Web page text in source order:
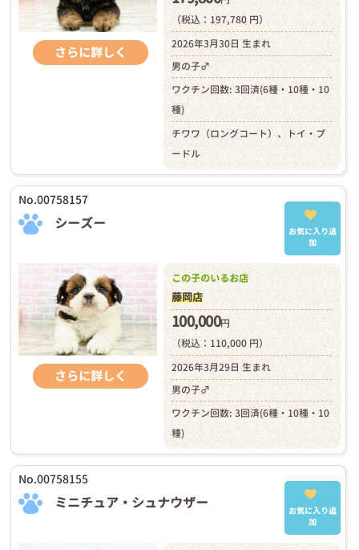
さらに詳しく
（税込：197,780 円）
2026年3月30日 生まれ
男の子♂
ワクチン回数: 3回済(6種・10種・10
種)
チワワ（ロングコート）、トイ・プ
ードル
No.00758157
シーズー
お気に入り追
加
さらに詳しく
この子のいるお店
藤岡店
100,000円
（税込：110,000 円）
2026年3月29日 生まれ
男の子♂
ワクチン回数: 3回済(6種・10種・10
種)
No.00758155
ミニチュア・シュナウザー
お気に入り追
加